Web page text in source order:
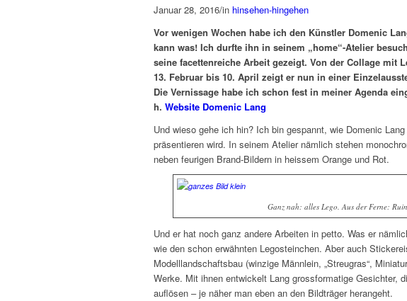
Januar 28, 2016/in hinsehen-hingehen
Vor wenigen Wochen habe ich den Künstler Domenic
kann was! Ich durfte ihn in seinem „home“-Atelier
seine facettenreiche Arbeit gezeigt. Von der Collage mit
13. Februar bis 10. April zeigt er nun in einer
Die Vernissage habe ich schon fest in meiner Agenda
h. Website Domenic Lang
Und wieso gehe ich hin? Ich bin gespannt, wie Domenic
präsentieren wird. In seinem Atelier nämlich stehen
neben feurigen Brand-Bildern in heissem Orange und Rot.
Ganz nah: alles Lego. Aus der Ferne:
Und er hat noch ganz andere Arbeiten in petto. Was er
wie den schon erwähnten Legosteinchen. Aber auch
Modelllandschaftsbau (winzige Männlein, „Streugras“,
Werke. Mit ihnen entwickelt Lang grossformatige Gesichter,
auflösen – je näher man eben an den Bildträger herangeht.